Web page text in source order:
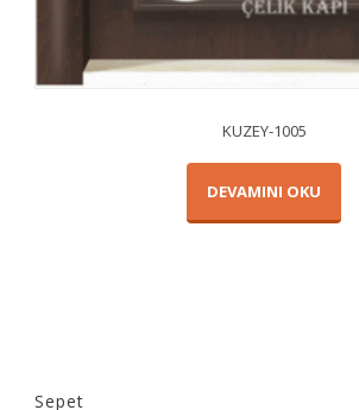
KUZEY-1005
DEVAMINI OKU
Sepet